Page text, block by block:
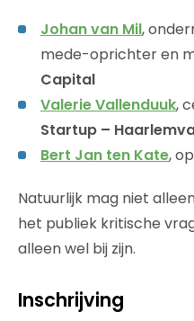
Johan van Mil,
mede-oprichter en
Capital
Valerie Vallenduuk,
Startup –
Bert Jan ten Kate,
Natuurlijk mag niet
het publiek kritische
alleen wel bij zijn.
Inschrijving